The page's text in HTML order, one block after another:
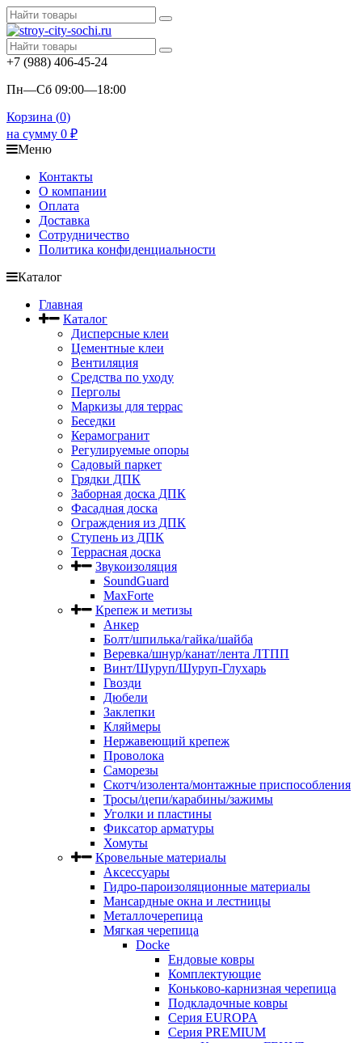
+7 (988) 406-45-24
Пн—Сб 09:00—18:00
Корзина (0)
на сумму 0 ₽
Меню
Контакты
О компании
Оплата
Доставка
Сотрудничество
Политика конфиденциальности
Каталог
Главная
Каталог
Дисперсные клеи
Цементные клеи
Вентиляция
Средства по уходу
Перголы
Маркизы для террас
Беседки
Керамогранит
Регулируемые опоры
Садовый паркет
Грядки ДПК
Заборная доска ДПК
Фасадная доска
Ограждения из ДПК
Ступень из ДПК
Террасная доска
Звукоизоляция
SoundGuard
MaxForte
Крепеж и метизы
Анкер
Болт/шпилька/гайка/шайба
Веревка/шнур/канат/лента ЛТПП
Винт/Шуруп/Шуруп-Глухарь
Гвозди
Дюбели
Заклепки
Кляймеры
Нержавеющий крепеж
Проволока
Саморезы
Скотч/изолента/монтажные приспособления
Тросы/цепи/карабины/зажимы
Уголки и пластины
Фиксатор арматуры
Хомуты
Кровельные материалы
Аксессуары
Гидро-пароизоляционные материалы
Мансардные окна и лестницы
Металлочерепица
Мягкая черепица
Docke
Ендовые ковры
Комплектующие
Коньково-карнизная черепица
Подкладочные ковры
Серия EUROPA
Серия PREMIUM